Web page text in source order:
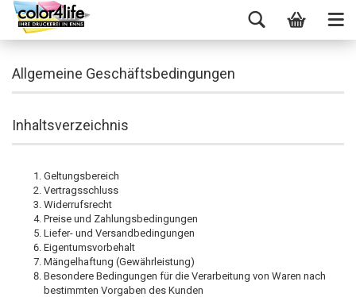
Allgemeine Geschäftsbedingungen
Inhaltsverzeichnis
Geltungsbereich
Vertragsschluss
Widerrufsrecht
Preise und Zahlungsbedingungen
Liefer- und Versandbedingungen
Eigentumsvorbehalt
Mängelhaftung (Gewährleistung)
Besondere Bedingungen für die Verarbeitung von Waren nach
bestimmten Vorgaben des Kunden